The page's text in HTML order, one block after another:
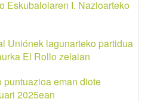
Eskubaloiaren I. Nazioarteko
Uniónek lagunarteko partidua
El Rollo zelaian
puntuazioa eman diote
2025ean